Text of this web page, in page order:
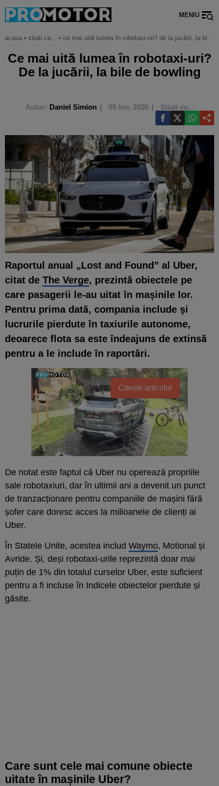
MENIU
acasa • stiati ca... • ce mai uită lumea în robotaxi-uri? de la jucării, la bile de bowling
Ce mai uită lumea în robotaxi-uri?
De la jucării, la bile de bowling
Autor: Daniel Simion 05 iun. 2026 Stiati ca...
Raportul anual „Lost and Found” al Uber,
citat de The Verge, prezintă obiectele pe
care pasagerii le-au uitat în mașinile lor.
Pentru prima dată, compania include și
lucrurile pierdute în taxiurile autonome,
deoarece flota sa este îndeajuns de extinsă
pentru a le include în raportări.
Citește articolul
De notat este faptul că Uber nu operează propriile
sale robotaxiuri, dar în ultimii ani a devenit un punct
de tranzacționare pentru companiile de mașini fără
șofer care doresc acces la milioanele de clienți ai
Uber.
În Statele Unite, acestea includ Waymo, Motional și
Avride. Și, deși robotaxi-urile reprezintă doar mai
puțin de 1% din totalul curselor Uber, este suficient
pentru a fi incluse în Indicele obiectelor pierdute și
găsite.
Care sunt cele mai comune obiecte
uitate în mașinile Uber?